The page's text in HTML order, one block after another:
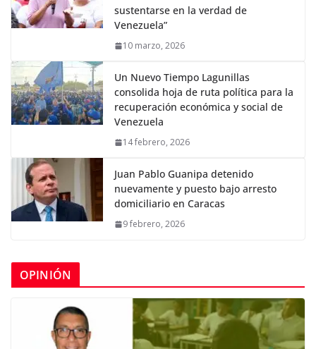
sustentarse en la verdad de
Venezuela”
10 marzo, 2026
Un Nuevo Tiempo Lagunillas
consolida hoja de ruta política para la
recuperación económica y social de
Venezuela
14 febrero, 2026
Juan Pablo Guanipa detenido
nuevamente y puesto bajo arresto
domiciliario en Caracas
9 febrero, 2026
OPINIÓN